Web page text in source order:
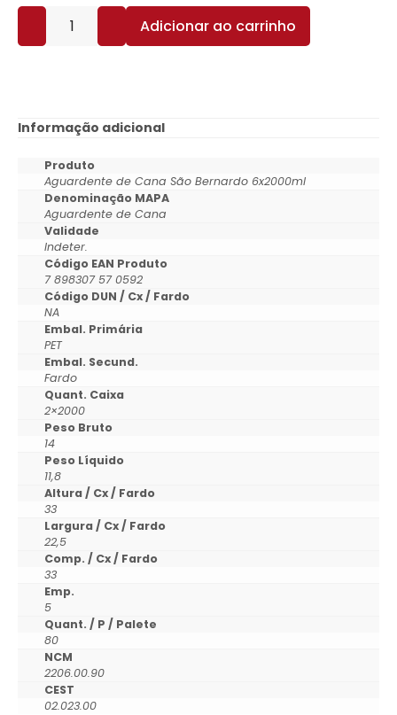
Adicionar ao carrinho
Informação adicional
Produto
Aguardente de Cana São Bernardo 6x2000ml
Denominação MAPA
Aguardente de Cana
Validade
Indeter.
Código EAN Produto
7 898307 57 0592
Código DUN / Cx / Fardo
NA
Embal. Primária
PET
Embal. Secund.
Fardo
Quant. Caixa
2×2000
Peso Bruto
14
Peso Líquido
11,8
Altura / Cx / Fardo
33
Largura / Cx / Fardo
22,5
Comp. / Cx / Fardo
33
Emp.
5
Quant. / P / Palete
80
NCM
2206.00.90
CEST
02.023.00